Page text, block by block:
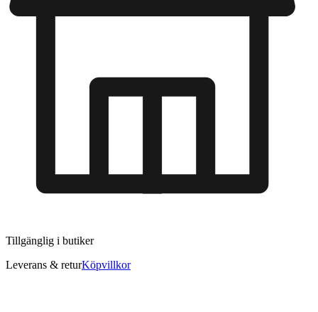
Tillgänglig i butiker
Leverans & returKöpvillkor